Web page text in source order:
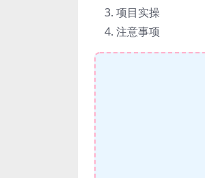
项目实操
注意事项